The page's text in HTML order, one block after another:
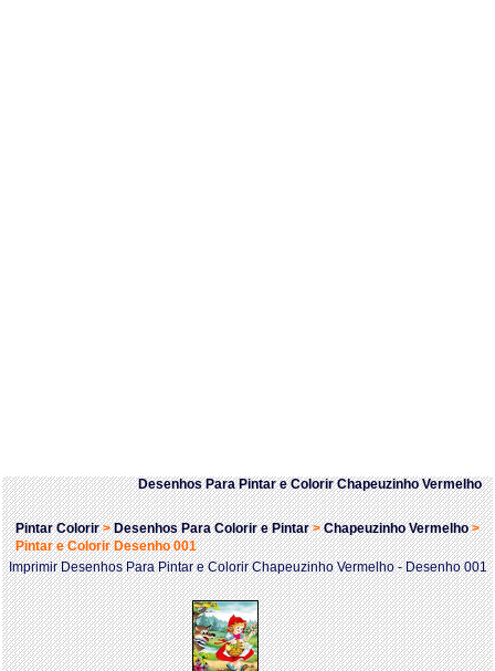
Desenhos Para Pintar e Colorir Chapeuzinho Vermelho
Pintar Colorir>Desenhos Para Colorir e Pintar>Chapeuzinho Vermelho>
Pintar e Colorir Desenho 001
Imprimir Desenhos Para Pintar e Colorir Chapeuzinho Vermelho - Desenho 001